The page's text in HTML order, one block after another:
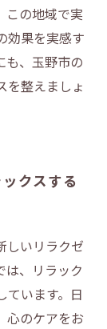
この地域で実
効果を実感す
も、玉野市の
を整えましょ
クスする
しいリラクゼ
は、リラック
ています。日
心のケアをお